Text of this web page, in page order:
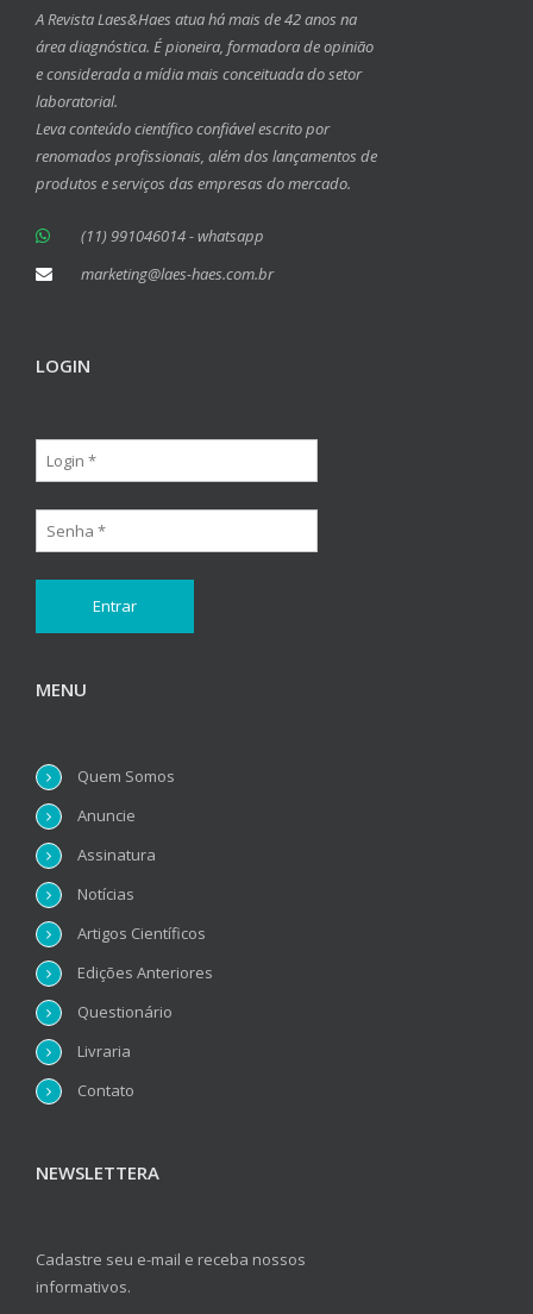
A Revista Laes&Haes atua há mais de 42 anos na
área diagnóstica. É pioneira, formadora de opinião
e considerada a mídia mais conceituada do setor
laboratorial.
Leva conteúdo científico confiável escrito por
renomados profissionais, além dos lançamentos de
produtos e serviços das empresas do mercado.
(11) 991046014 - whatsapp
marketing@laes-haes.com.br
LOGIN
MENU
Quem Somos
Anuncie
Assinatura
Notícias
Artigos Científicos
Edições Anteriores
Questionário
Livraria
Contato
NEWSLETTERA
Cadastre seu e-mail e receba nossos
informativos.